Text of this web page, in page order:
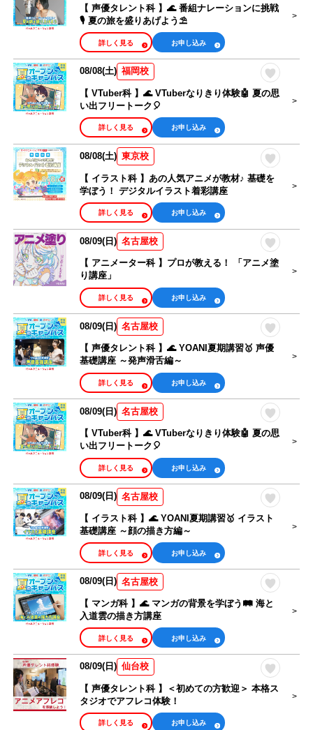
【 声優タレント科 】🌊 番組ナレーションに挑戦
🎙 夏の旅を盛りあげよう⛱
お申し込み
詳しく見る
08/08(土) 福岡校
【 VTuber科 】🌊 VTuberなりきり体験🤖 夏の思
い出フリートーク🎈
お申し込み
詳しく見る
08/08(土) 東京校
【 イラスト科 】あの人気アニメが教材♪ 基礎を
学ぼう！ デジタルイラスト着彩講座
お申し込み
詳しく見る
08/09(日) 名古屋校
【 アニメーター科 】プロが教える！ 「アニメ塗
り講座」
お申し込み
詳しく見る
08/09(日) 名古屋校
【 声優タレント科 】🌊 YOANI夏期講習🥇 声優
基礎講座 ～発声滑舌編～
お申し込み
詳しく見る
08/09(日) 名古屋校
【 VTuber科 】🌊 VTuberなりきり体験🤖 夏の思
い出フリートーク🎈
お申し込み
詳しく見る
08/09(日) 名古屋校
【 イラスト科 】🌊 YOANI夏期講習🥇 イラスト
基礎講座 ～顔の描き方編～
お申し込み
詳しく見る
08/09(日) 名古屋校
【 マンガ科 】🌊 マンガの背景を学ぼう🛤️ 海と
入道雲の描き方講座
お申し込み
詳しく見る
08/09(日) 仙台校
【 声優タレント科 】＜初めての方歓迎＞ 本格ス
タジオでアフレコ体験！
お申し込み
詳しく見る